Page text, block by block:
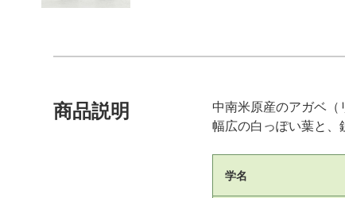
商品説明
中南米原産のアガベ
幅広の白っぽい葉と、
学名